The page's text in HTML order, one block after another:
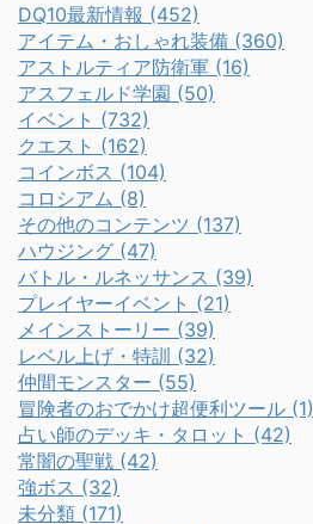
DQ10最新情報 (452)
アイテム・おしゃれ装備 (360)
アストルティア防衛軍 (16)
アスフェルド学園 (50)
イベント (732)
クエスト (162)
コインボス (104)
コロシアム (8)
その他のコンテンツ (137)
ハウジング (47)
バトル・ルネッサンス (39)
プレイヤーイベント (21)
メインストーリー (39)
レベル上げ・特訓 (32)
仲間モンスター (55)
冒険者のおでかけ超便利ツール (1)
占い師のデッキ・タロット (42)
常闇の聖戦 (42)
強ボス (32)
未分類 (171)